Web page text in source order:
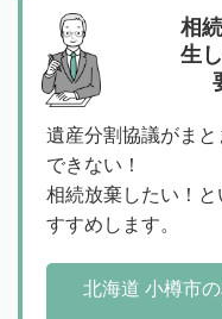
相
生
遺産分割協議がま
できない！
相続放棄したい！
すすめします。
北海道 小樽市